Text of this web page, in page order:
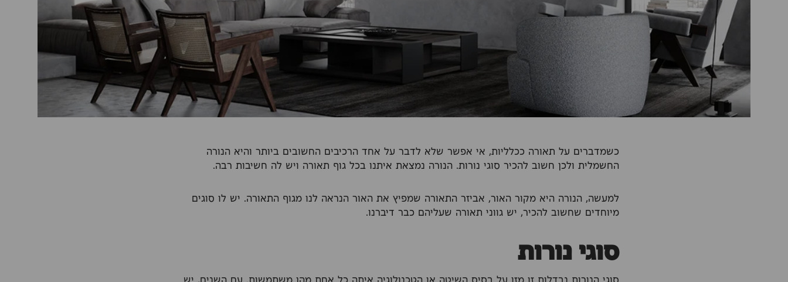
כשמדברים על תאורה ככלליות, אי אפשר שלא לדבר על אחד הרכיבים החשובים ביותר והיא הנורה
החשמלית ולכן חשוב להכיר סוגי נורות. הנורה נמצאת איתנו בכל גוף תאורה ויש לה חשיבות רבה.
למעשה, הנורה היא מקור האור, אביזר התאורה שמפיץ את האור הנראה לנו מגוף התאורה. יש לו סוגים
מיוחדים שחשוב להכיר, יש גווני תאורה שעליהם כבר דיברנו.
סוגי נורות